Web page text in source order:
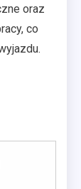
oraz
co